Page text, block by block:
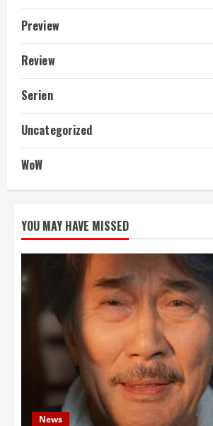
Preview
Review
Serien
Uncategorized
WoW
YOU MAY HAVE MISSED
News